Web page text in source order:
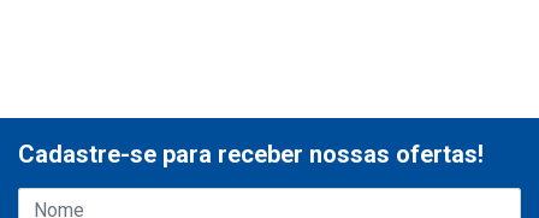
Cadastre-se para receber nossas ofertas!